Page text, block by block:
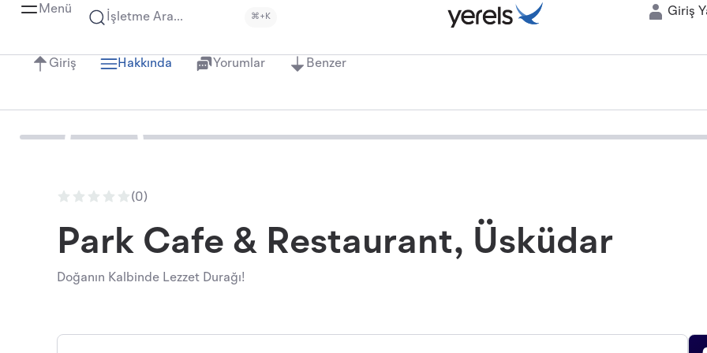
Menü
İşletme Ara... ⌘+K Giriş
Giriş Hakkında Yorumlar Benzer
(0)
Park Cafe & Restaurant, Üsküdar
Doğanın Kalbinde Lezzet Durağı!